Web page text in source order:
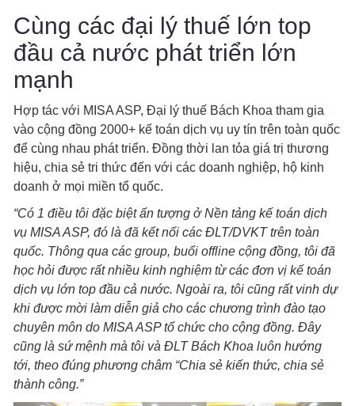
Cùng các đại lý thuế lớn top
đầu cả nước phát triển lớn
mạnh
Hợp tác với MISA ASP, Đại lý thuế Bách Khoa tham gia
vào cộng đồng 2000+ kế toán dịch vụ uy tín trên toàn quốc
để cùng nhau phát triển. Đồng thời lan tỏa giá trị thương
hiệu, chia sẻ tri thức đến với các doanh nghiệp, hộ kinh
doanh ở mọi miền tổ quốc.
“Có 1 điều tôi đặc biệt ấn tượng ở Nền tảng kế toán dịch
vụ MISA ASP, đó là đã kết nối các ĐLT/DVKT trên toàn
quốc. Thông qua các group, buổi offline cộng đồng, tôi đã
học hỏi được rất nhiều kinh nghiệm từ các đơn vị kế toán
dịch vụ lớn top đầu cả nước. Ngoài ra, tôi cũng rất vinh dự
khi được mời làm diễn giả cho các chương trình đào tạo
chuyên môn do MISA ASP tổ chức cho cộng đồng. Đây
cũng là sứ mệnh mà tôi và ĐLT Bách Khoa luôn hướng
tới, theo đúng phương châm “Chia sẻ kiến thức, chia sẻ
thành công.”